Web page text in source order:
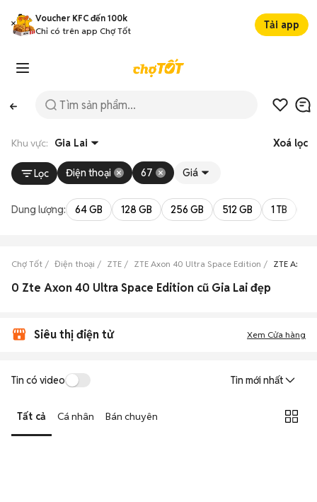
Voucher KFC đến 100k
Chỉ có trên app Chợ Tốt
Tải app
Khu vực: Gia Lai Xoá lọc
Lọc Điện thoại 67 Giá
Dung lượng: 64 GB 128 GB 256 GB 512 GB 1 TB
Chợ Tốt Điện thoại ZTE ZTE Axon 40 Ultra Space Edition ZTE Axon
0 Zte Axon 40 Ultra Space Edition cũ Gia Lai đẹp
Siêu thị điện tử Xem Cửa hàng
Tin có video Tin mới nhất
Tất cả Cá nhân Bán chuyên